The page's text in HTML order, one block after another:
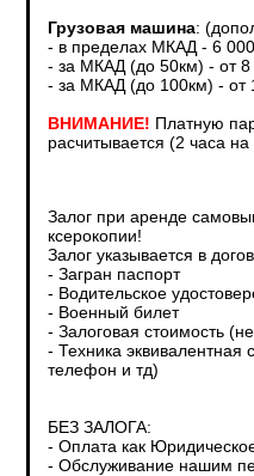
Грузовая машина:
- в пределах МКАД - 6
- за МКАД (до 50км) - от 8
- за МКАД (до 100км) - от
ВНИМАНИЕ! Платную
расчитывается (2 часа
Залог при аренде
ксерокопии!
Залог указывается в
- Загран паспорт
- Водительское
- Военный билет
- Залоговая стоимость
- Техника эквивалентная
телефон и тд)
БЕЗ ЗАЛОГА:
- Оплата как
- Обслуживание нашим